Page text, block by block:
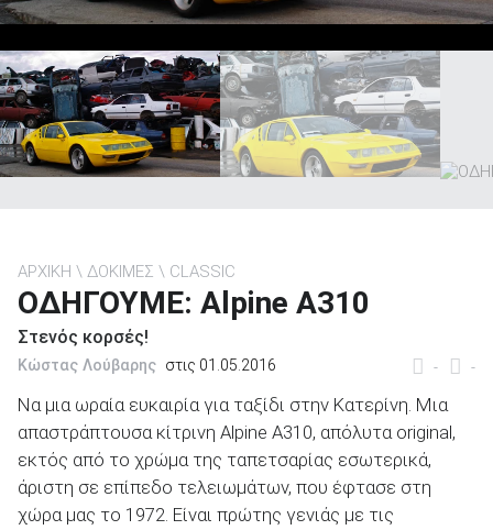
βρες το!
Καινούρια
ΑΝΑΖΗΤΗΣΗ
Μεταχειρισμένα
ΑΡΧΙΚΗ ΔΟΚΙΜΕΣ CLASSIC
ΟΔΗΓΟΥΜΕ: Alpine A310
Στενός κορσές!
- -
Κώστας Λούβαρης στις 01.05.2016
Να μια ωραία ευκαιρία για ταξίδι στην Κατερίνη. Μια
απαστράπτουσα κίτρινη Alpine Α310, απόλυτα original,
εκτός από το χρώμα της ταπετσαρίας εσωτερικά,
άριστη σε επίπεδο τελειωμάτων, που έφτασε στη
χώρα μας το 1972. Είναι πρώτης γενιάς με τις